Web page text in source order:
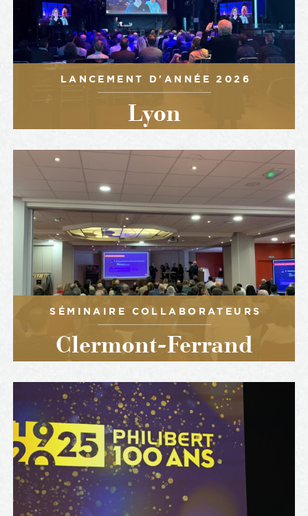
Lyon
LANCEMENT D'ANNÉE 2026
Clermont-Ferrand
SÉMINAIRE COLLABORATEURS